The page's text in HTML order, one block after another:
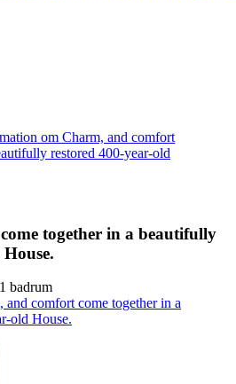
om Charm, and comfort
restored 400-year-old
together in a beautifully
badrum
comfort come together in a
old House.